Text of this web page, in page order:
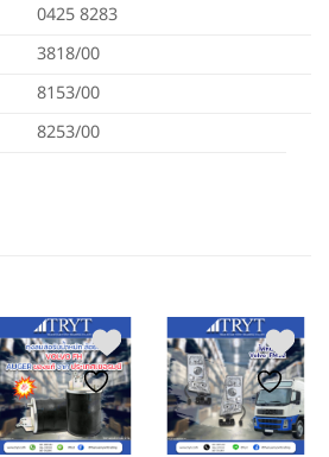
0425 8283
3818/00
8153/00
8253/00